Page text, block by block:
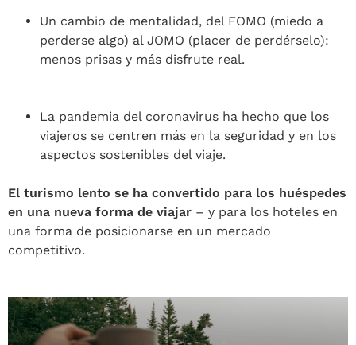
Un cambio de mentalidad, del FOMO (miedo a
perderse algo) al JOMO (placer de perdérselo):
menos prisas y más disfrute real.
La pandemia del coronavirus ha hecho que los
viajeros se centren más en la seguridad y en los
aspectos sostenibles del viaje.
El turismo lento se ha convertido para los huéspedes
en una nueva forma de viajar – y para los hoteles en
una forma de posicionarse en un mercado
competitivo.